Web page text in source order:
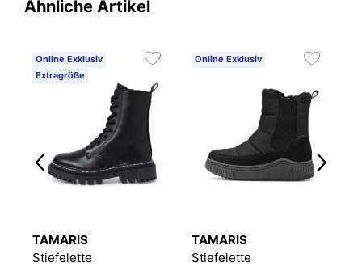
Ähnliche Artikel
Online Exklusiv
Extragröße
TAMARIS
Stiefelette
Online Exklusiv
TAMARIS
Stiefelette